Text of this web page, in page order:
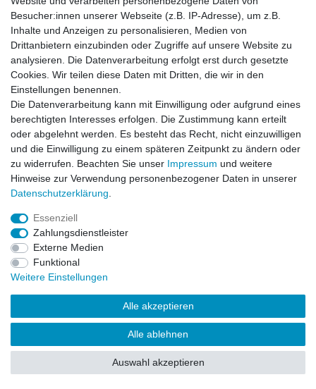
Zahlung und Versand
Impressum Daten­schutz­erklärung AGB
Barrierefreiheitserklärung Widerrufs­recht
Vertrag widerrufen
© Copyright 2026 | Alle Rechte vorbehalten.
Besucher:innen unserer Webseite (z.B. IP-Adresse), um z.B.
Inhalte und Anzeigen zu personalisieren, Medien von
Drittanbietern einzubinden oder Zugriffe auf unsere Website zu
analysieren. Die Datenverarbeitung erfolgt erst durch gesetzte
Cookies. Wir teilen diese Daten mit Dritten, die wir in den
Einstellungen benennen.
Die Datenverarbeitung kann mit Einwilligung oder aufgrund eines
berechtigten Interesses erfolgen. Die Zustimmung kann erteilt
oder abgelehnt werden. Es besteht das Recht, nicht einzuwilligen
und die Einwilligung zu einem späteren Zeitpunkt zu ändern oder
zu widerrufen. Beachten Sie unser Impressum und weitere
Hinweise zur Verwendung personenbezogener Daten in unserer
Daten­schutz­erklärung
Essenziell
Zahlungsdienstleister
Externe Medien
Funktional
Weitere Einstellungen
Alle akzeptieren
Alle ablehnen
Auswahl akzeptieren